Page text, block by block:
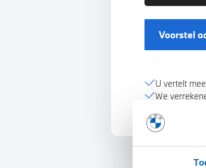
Voorstel
U vertelt
We